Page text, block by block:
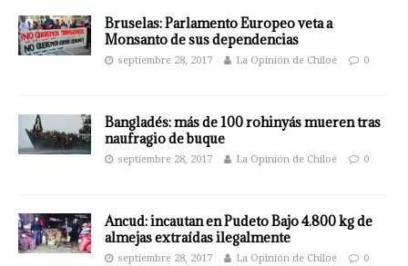
Bruselas: Parlamento Europeo veta a
Monsanto de sus dependencias
septiembre 28, 2017 La Opinión de Chiloé 0
Bangladés: más de 100 rohinyás mueren tras
naufragio de buque
septiembre 28, 2017 La Opinión de Chiloé 0
Ancud: incautan en Pudeto Bajo 4.800 kg de
almejas extraídas ilegalmente
septiembre 28, 2017 La Opinión de Chiloé 0